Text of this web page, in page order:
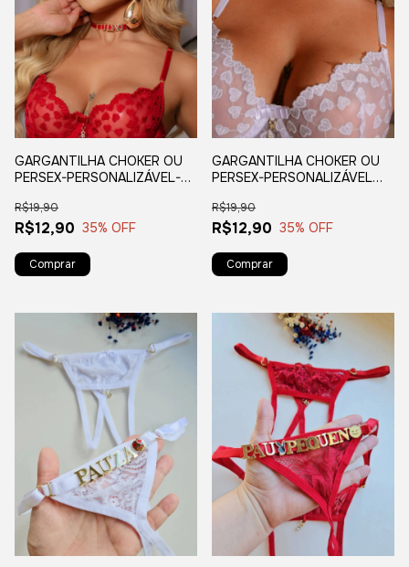
GARGANTILHA CHOKER OU
PERSEX-PERSONALIZÁVEL-
R$12,90
R$19,90
35% OFF
GARGANTILHA CHOKER OU
PERSEX-PERSONALIZÁVEL
R$12,90
R$19,90
35% OFF